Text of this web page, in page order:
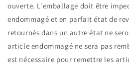
ouverte. L'emballage doit être
endommagé et en parfait état de
retournés dans un autre état ne
article endommagé ne sera pas
est nécessaire pour remettre les